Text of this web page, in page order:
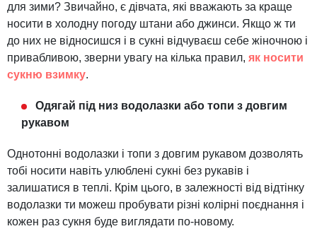
для зими? Звичайно, є дівчата, які вважають за краще
носити в холодну погоду штани або джинси. Якщо ж ти
до них не відносишся і в сукні відчуваєш себе жіночною і
привабливою, зверни увагу на кілька правил, як носити
сукню взимку.
Одягай під низ водолазки або топи з довгим
рукавом
Однотонні водолазки і топи з довгим рукавом дозволять
тобі носити навіть улюблені сукні без рукавів і
залишатися в теплі. Крім цього, в залежності від відтінку
водолазки ти можеш пробувати різні колірні поєднання і
кожен раз сукня буде виглядати по-новому.